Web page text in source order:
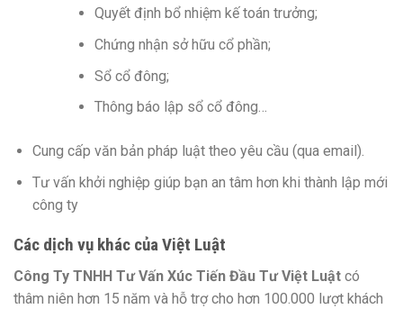
Quyết định bổ nhiệm kế toán trưởng;
Chứng nhận sở hữu cổ phần;
Sổ cổ đông;
Thông báo lập sổ cổ đông…
Cung cấp văn bản pháp luật theo yêu cầu (qua email).
Tư vấn khởi nghiệp giúp bạn an tâm hơn khi thành lập mới
công ty
Các dịch vụ khác của Việt Luật
Công Ty TNHH Tư Vấn Xúc Tiến Đầu Tư Việt Luật có
thâm niên hơn 15 năm và hỗ trợ cho hơn 100.000 lượt khách